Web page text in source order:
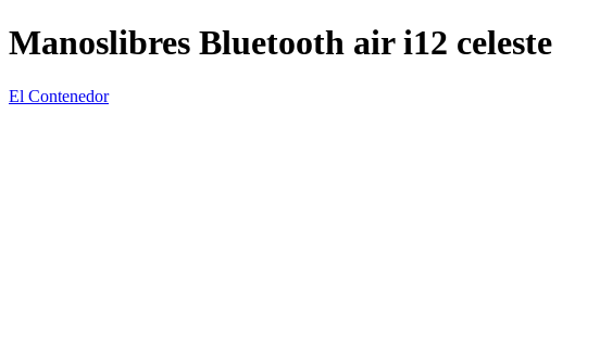
Manoslibres Bluetooth air i12 celeste
El Contenedor